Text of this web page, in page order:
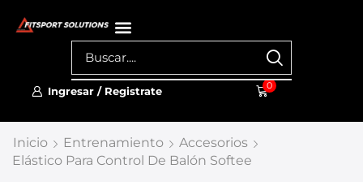
Ingresar / Registrate 0
Inicio Entrenamiento
Accesorios
Elástico Para Control De Balón Softee